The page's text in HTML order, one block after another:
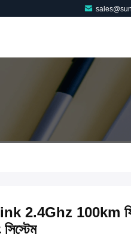
2.4Ghz 100km
সিস্টেম